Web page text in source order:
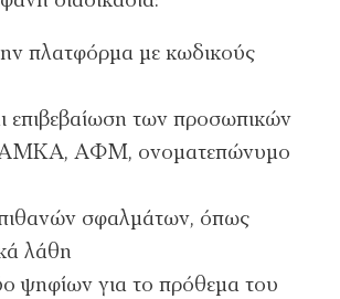
πλατφόρμα με κωδικούς
επιβεβαίωση των προσωπικών
(ΑΜΚΑ, ΑΦΜ, ονοματεπώνυμο
σφαλμάτων, όπως
λάθη
ψηφίων για το πρόθεμα του